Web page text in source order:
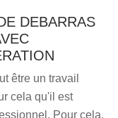
DEBARRAS
être un travail
cela qu'il est
Pour cela,